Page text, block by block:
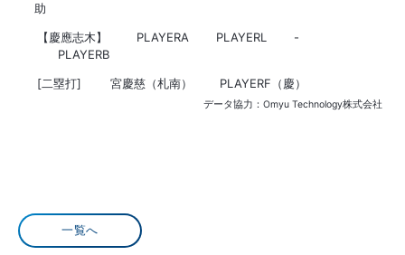
助
【慶應志木】
PLAYERA PLAYERL
-
PLAYERB
[二塁打]
宮慶慈（札南） PLAYERF（慶）
データ協力：Omyu Technology株式会社
一覧へ